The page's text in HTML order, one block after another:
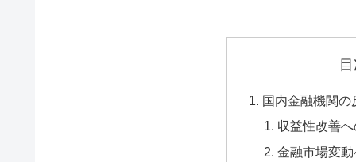
国内金融機関の
収益性改善
金融市場変